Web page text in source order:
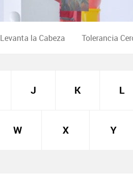
Levanta la Cabeza Tolerancia
J K L
W X Y